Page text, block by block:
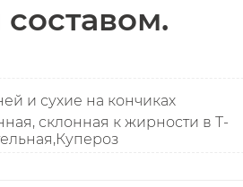
и сухие на кончиках
склонная к жирности в Т-